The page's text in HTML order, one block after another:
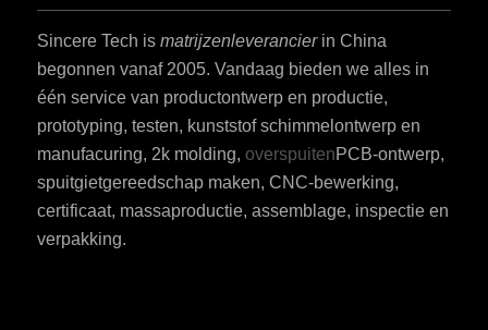
Sincere Tech is matrijzenleverancierin China
begonnen vanaf 2005. Vandaag bieden we alles in
één service van productontwerp en productie,
prototyping, testen, kunststof schimmelontwerp en
manufacuring, 2k molding, overspuitenPCB-ontwerp,
spuitgietgereedschap maken, CNC-bewerking,
certificaat, massaproductie, assemblage, inspectie en
verpakking.